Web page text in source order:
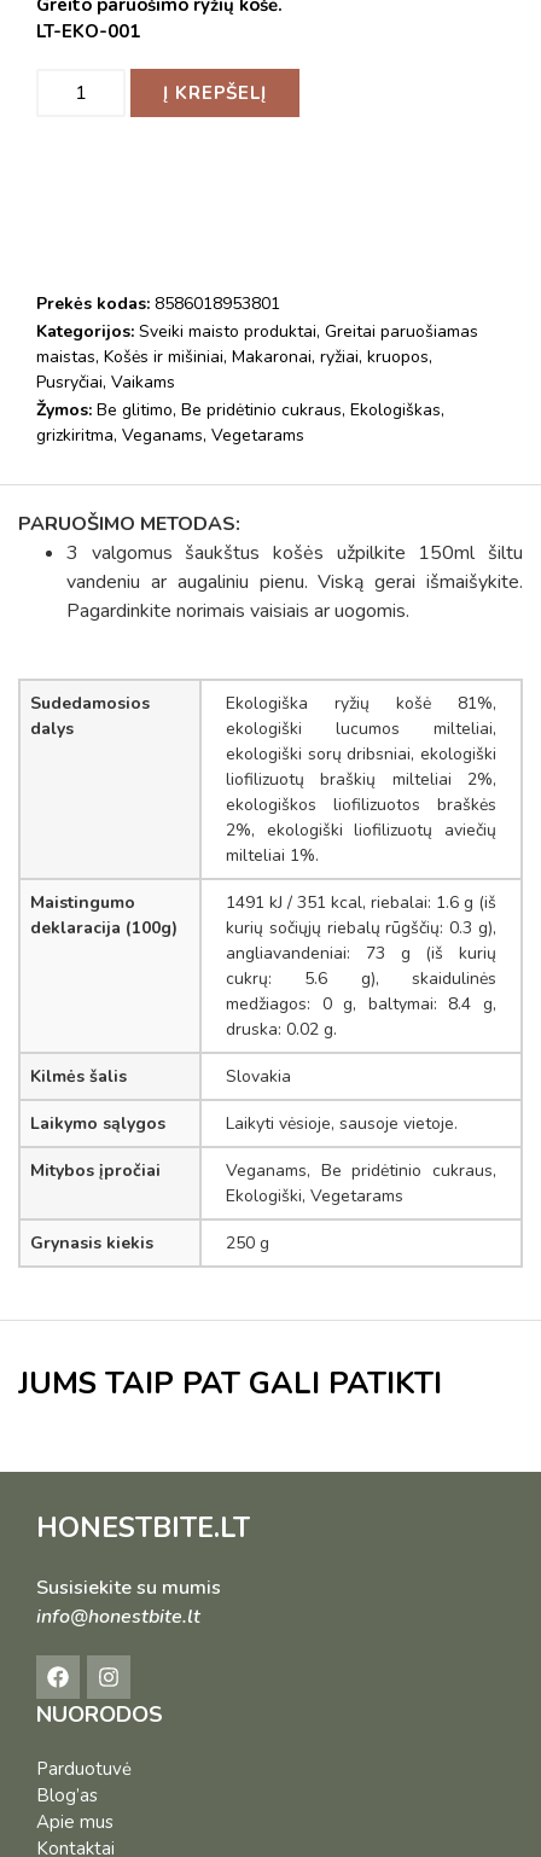
Greito paruošimo ryžių košė.
LT-EKO-001
Į KREPŠELĮ
Prekės kodas: 8586018953801
Kategorijos: Sveiki maisto produktai, Greitai paruošiamas
maistas, Košės ir mišiniai, Makaronai, ryžiai, kruopos,
Pusryčiai, Vaikams
Žymos: Be glitimo, Be pridėtinio cukraus, Ekologiškas,
grizkiritma, Veganams, Vegetarams
PARUOŠIMO METODAS:
3 valgomus šaukštus košės užpilkite 150ml šiltu
vandeniu ar augaliniu pienu. Viską gerai išmaišykite.
Pagardinkite norimais vaisiais ar uogomis.
Sudedamosios
dalys
Ekologiška ryžių košė 81%,
ekologiški lucumos milteliai,
ekologiški sorų dribsniai, ekologiški
liofilizuotų braškių milteliai 2%,
ekologiškos liofilizuotos braškės
2%, ekologiški liofilizuotų aviečių
milteliai 1%.
Maistingumo
deklaracija (100g)
1491 kJ / 351 kcal, riebalai: 1.6 g (iš
kurių sočiųjų riebalų rūgščių: 0.3 g),
angliavandeniai: 73 g (iš kurių
cukrų: 5.6 g), skaidulinės
medžiagos: 0 g, baltymai: 8.4 g,
druska: 0.02 g.
Kilmės šalis Slovakia
Laikymo sąlygos Laikyti vėsioje, sausoje vietoje.
Mitybos įpročiai
Veganams, Be pridėtinio cukraus,
Ekologiški, Vegetarams
Grynasis kiekis 250 g
JUMS TAIP PAT GALI PATIKTI
HONESTBITE.LT
Susisiekite su mumis
info@honestbite.lt
NUORODOS
Parduotuvė
Blog’as
Apie mus
Kontaktai